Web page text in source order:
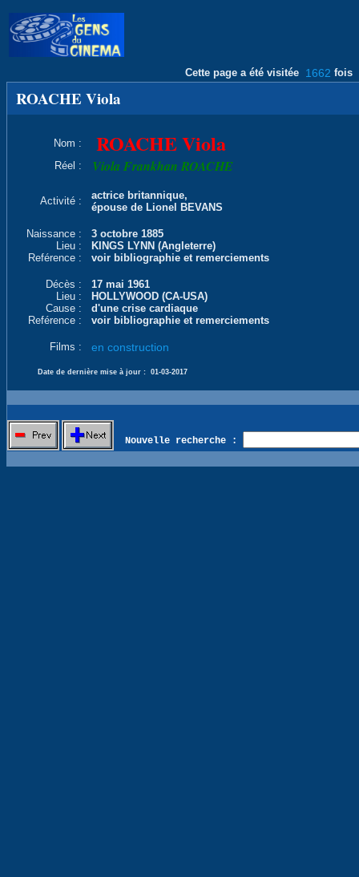
Cette page a été visitée 1662 fois
ROACHE Viola
Nom : ROACHE Viola
Réel : Viola Frankhan ROACHE
Activité :
actrice britannique,
épouse de Lionel BEVANS
Naissance :
3 octobre 1885
Lieu :
KINGS LYNN (Angleterre)
Reférence :
voir bibliographie et remerciements
Décès :
17 mai 1961
Lieu :
HOLLYWOOD (CA-USA)
Cause :
d'une crise cardiaque
Reférence :
voir bibliographie et remerciements
Films : en construction
Date de dernière mise à jour : 01-03-2017
Nouvelle recherche :